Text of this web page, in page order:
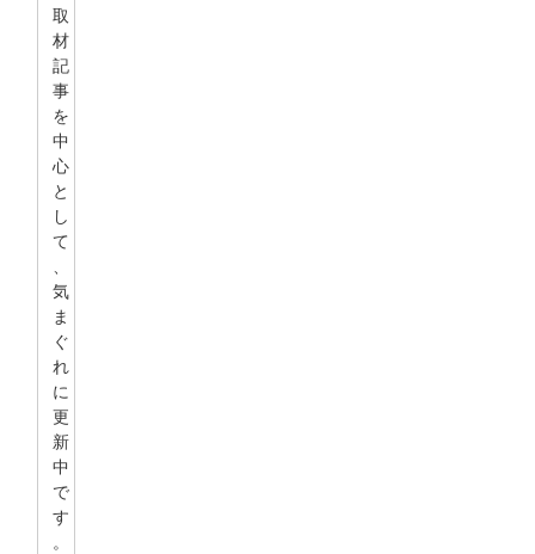
取
材
記
事
を
中
心
と
し
て
、
気
ま
ぐ
れ
に
更
新
中
で
す
。